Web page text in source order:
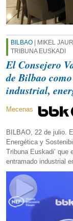
BILBAO | MIKEL
TRIBUNA EUSKADI
El Consejero
de Bilbao
industrial,
Mecenas
BILBAO, 22 de julio.
Energética y
Tribuna Euskadi’ que
entramado industrial